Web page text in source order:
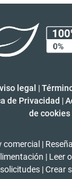
legal |
de Privacidad |
de cookies
comercial |
| Leer
solicitudes |Crear